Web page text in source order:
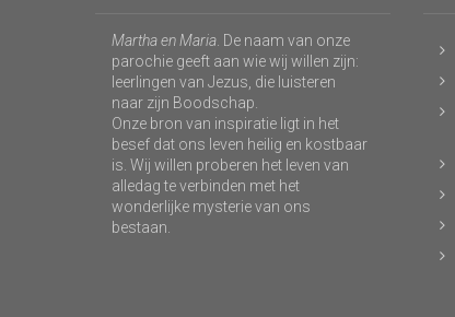
Martha en Maria . De naam van onze
parochie geeft aan wie wij willen zijn:
leerlingen van Jezus, die luisteren
naar zijn Boodschap.
Onze bron van inspiratie ligt in het
besef dat ons leven heilig en kostbaar
is. Wij willen proberen het leven van
alledag te verbinden met het
wonderlijke mysterie van ons
bestaan.